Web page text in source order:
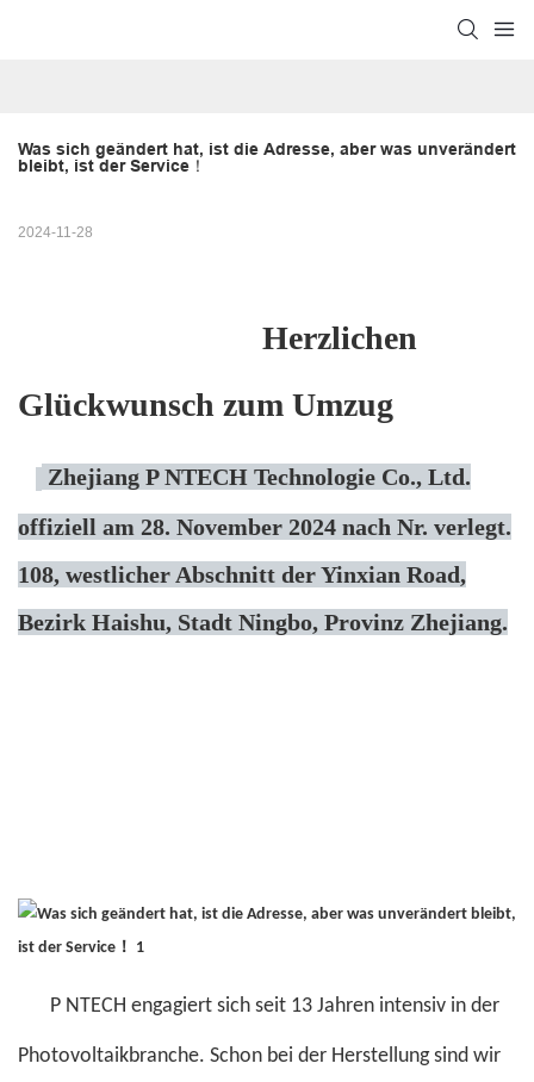
Was sich geändert hat, ist die Adresse, aber was unverändert
bleibt, ist der Service！
2024-11-28
Herzlichen
Glückwunsch zum Umzug
Zhejiang PNTECH Technologie Co., Ltd.
offiziell am 28. November 2024 nach Nr. verlegt.
108, westlicher Abschnitt der Yinxian Road,
Bezirk Haishu, Stadt Ningbo, Provinz Zhejiang.
PNTECH engagiert sich seit 13 Jahren intensiv in der
Photovoltaikbranche. Schon bei der Herstellung sind wir